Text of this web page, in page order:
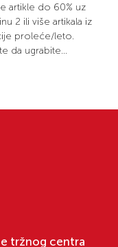
artikle do 60% uz
2 ili više artikala iz
proleće/leto.
da ugrabite...
tržnog centra